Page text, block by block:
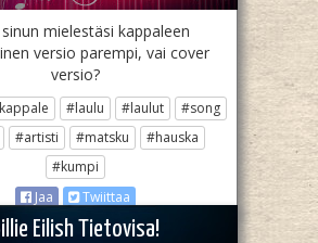
mielestäsi kappaleen
versio parempi, vai cover
versio?
#laulu #laulut
#song
#artisti #matsku
#hauska
#kumpi
Jaa
Twiittaa
Eilish Tietovisa!